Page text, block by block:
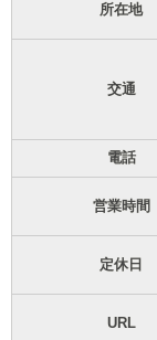
所在地
交通
電話
営業時間
定休日
URL